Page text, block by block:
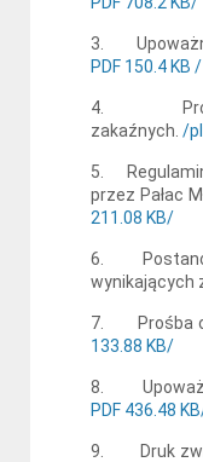
3.
PDF 150.4 KB /
4.
zakaźnych. /
5. Regulamin
przez Pałac
211.08 KB/
6.
wynikających z
7. Prośba o
133.88 KB/
8.
PDF 436.48
9. Druk